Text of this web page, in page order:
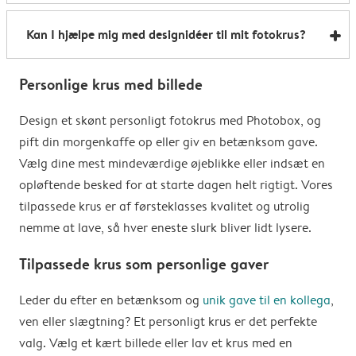
Ved ordrer til uden for EU afhænger fragtprisen af
leveringsadressen, og den vil blive beregnet under
bestillingsprocessen. Bemærk venligst, at
leveringsomkostningerne til uden for EU ikke omfatter
fortoldningsgebyrer, som landet måtte opkræve. Vi er
ikke ansvarlige for sådanne afgifter. Hvis du ønsker at
finde ud af, om din ordre vil blive pålagt importtold,
på forhånd, anbefaler vi at rådføre dig hos de lokale
toldmyndigheder.
Kan I hjælpe mig med designidéer til mit fotokrus?
krus med billede, der passer til enhver stil og enhver
milepæl, så du kan komme hurtigt i gang: lige fra
bryllupper til fars dag og pudsige citater til farverige
mønstre. Og så tilpasser du bare, som du har lyst. Du
kan også designe selv fra bunden og bruge dit billede
som inspiration. Se flere idéer her.
Personlige krus med billede
Design et skønt personligt fotokrus med Photobox, og
pift din morgenkaffe op eller giv en betænksom gave.
Vælg dine mest mindeværdige øjeblikke eller indsæt en
opløftende besked for at starte dagen helt rigtigt. Vores
tilpassede krus er af førsteklasses kvalitet og utrolig
nemme at lave, så hver eneste slurk bliver lidt lysere.
Tilpassede krus som personlige gaver
Leder du efter en betænksom og unik gave til en kollega,
ven eller slægtning? Et personligt krus er det perfekte
valg. Vælg et kært billede eller lav et krus med en